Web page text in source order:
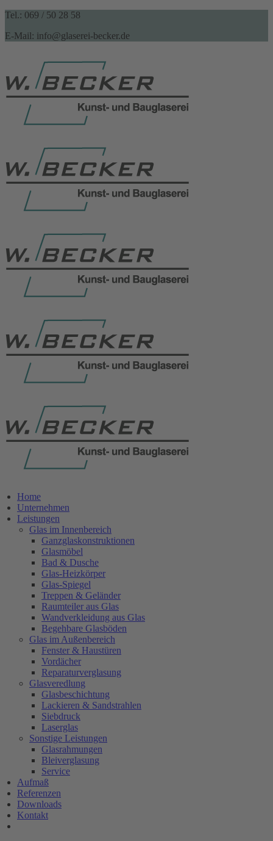
Tel.: 069 / 50 28 58
E-Mail: info@glaserei-becker.de
Home
Unternehmen
Leistungen
Glas im Innenbereich
Ganzglaskonstruktionen
Glasmöbel
Bad & Dusche
Glas-Heizkörper
Glas-Spiegel
Treppen & Geländer
Raumteiler aus Glas
Wandverkleidung aus Glas
Begehbare Glasböden
Glas im Außenbereich
Fenster & Haustüren
Vordächer
Reparaturverglasung
Glasveredlung
Glasbeschichtung
Lackieren & Sandstrahlen
Siebdruck
Laserglas
Sonstige Leistungen
Glasrahmungen
Bleiverglasung
Service
Aufmaß
Referenzen
Downloads
Kontakt